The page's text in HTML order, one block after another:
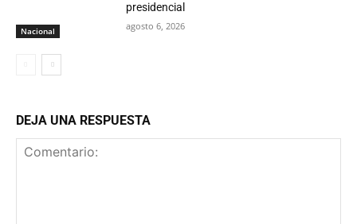
Nacional
presidencial
agosto 6, 2026
DEJA UNA RESPUESTA